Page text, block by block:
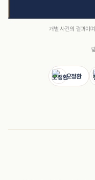
개별 사건의 결과이
오정환